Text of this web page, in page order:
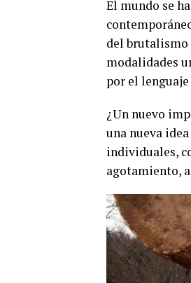
El mundo se
del brutalismo
modalidades
por el
¿Un nuevo
una nueva
individuales,
agotamiento,